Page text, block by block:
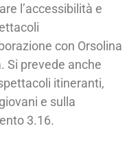
l’accessibilità e
con Orsolina
Si prevede anche
itineranti,
e sulla
3.16.